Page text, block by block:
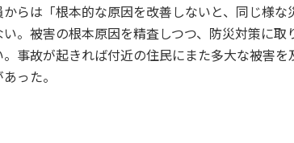
らは「根本的な原因を改善しないと、同じ様
。被害の根本原因を精査しつつ、防災対策に
事故が起きれば付近の住民にまた多大な被害
った。